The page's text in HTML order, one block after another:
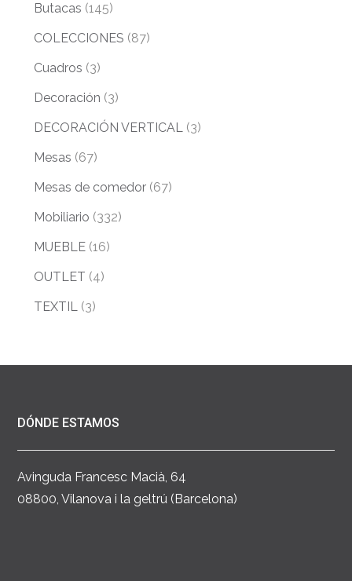
Butacas (145)
COLECCIONES (87)
Cuadros (3)
Decoración (3)
DECORACIÓN VERTICAL (3)
Mesas (67)
Mesas de comedor (67)
Mobiliario (332)
MUEBLE (16)
OUTLET (4)
TEXTIL (3)
DÓNDE ESTAMOS
Avinguda Francesc Macià, 64
08800, Vilanova i la geltrú (Barcelona)